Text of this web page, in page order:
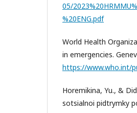
05/
%20ENG.pdf⁠
World Health
in emergencies.
https://www.who.int/
Horemikina, Yu., &
sotsialnoi pidtrymky